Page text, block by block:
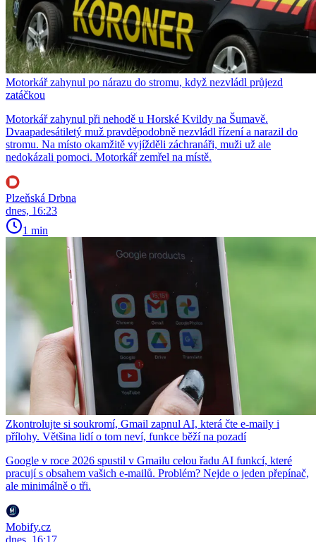
Motorkář zahynul po nárazu do stromu, když nezvládl průjezd
zatáčkou
Motorkář zahynul při nehodě u Horské Kvildy na Šumavě.
Dvaapadesátiletý muž pravděpodobně nezvládl řízení a narazil do
stromu. Na místo okamžitě vyjížděli záchranáři, muži už ale
nedokázali pomoci. Motorkář zemřel na místě.
Plzeňská Drbna
dnes, 16:23
1 min
Zkontrolujte si soukromí, Gmail zapnul AI, která čte e-maily i
přílohy. Většina lidí o tom neví, funkce běží na pozadí
Google v roce 2026 spustil v Gmailu celou řadu AI funkcí, které
pracují s obsahem vašich e-mailů. Problém? Nejde o jeden přepínač,
ale minimálně o tři.
Mobify.cz